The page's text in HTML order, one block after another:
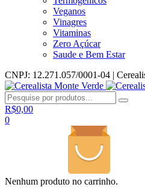
Veganos
Vinagres
Vitaminas
Zero Açúcar
Saude e Bem Estar
CNPJ: 12.271.057/0001-04 |
R$0,00
0
Nenhum produto no carrinho.